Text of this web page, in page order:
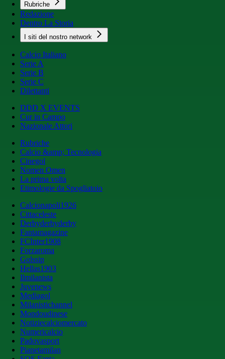
Rubriche
Redazione
Dentro La Storia
I siti del nostro network
Calcio Italiano
Serie A
Serie B
Serie C
Dilettanti
DDD X EVENTS
Cur in Campo
Nazionale Attori
Rubriche
Calcio &amp; Tecnologia
Cinegol
Nomen Omen
La prima volta
Etimologie da Spogliatoio
Calcionapoli1926
Cittaceleste
Derbyderbyderby
Fantamagazine
FCInter1908
Forzaroma
Golssip
Hellas1903
Ilmilanista
Juvenews
Mediagol
Milanistichannel
Mondoudinese
Notiziecalciomercato
Numericalcio
Padovasport
Pianetamilan